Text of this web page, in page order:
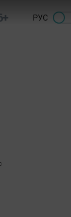
РУС